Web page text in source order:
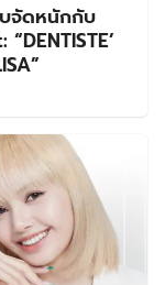
จัดหนักกับ